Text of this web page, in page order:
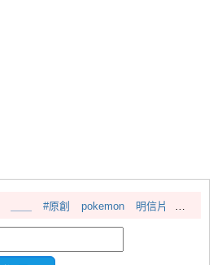
#原創 pokemon 明信片